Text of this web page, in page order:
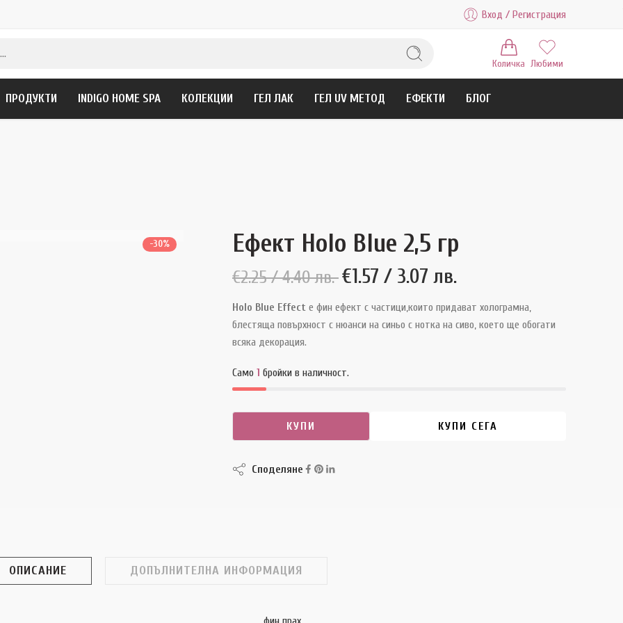
Вход / Регистрация
Количка Любими
ПРОДУКТИ INDIGO HOME SPA КОЛЕКЦИИ ГЕЛ ЛАК ГЕЛ UV МЕТОД ЕФЕКТИ БЛОГ
-30% Ефект Holo Blue 2,5 гр
€2.25/ 4.40 лв.€1.57 / 3.07 лв.
Holo Blue Effect е фин ефект с частици,които придават холограмна,
блестяща повърхност с нюанси на синьо с нотка на сиво, което ще обогати
всяка декорация.
Само 1 бройки в наличност.
КУПИ КУПИ СЕГА
Споделяне
ОПИСАНИЕ ДОПЪЛНИТЕЛНА ИНФОРМАЦИЯ